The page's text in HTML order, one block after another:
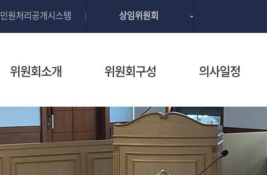
본문으로 바로가기
GNB메뉴 바로가기
민원처리공개시스템 상임위원회
위원회소개 위원회구성 의사일정